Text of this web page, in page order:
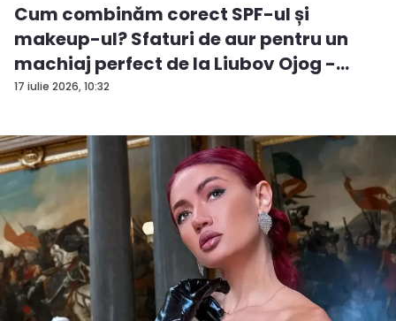
17 iulie 2026, 10:32
Cum combinăm corect SPF-ul și
makeup-ul? Sfaturi de aur pentru un
machiaj perfect de la Liubov Ojog -
VID...